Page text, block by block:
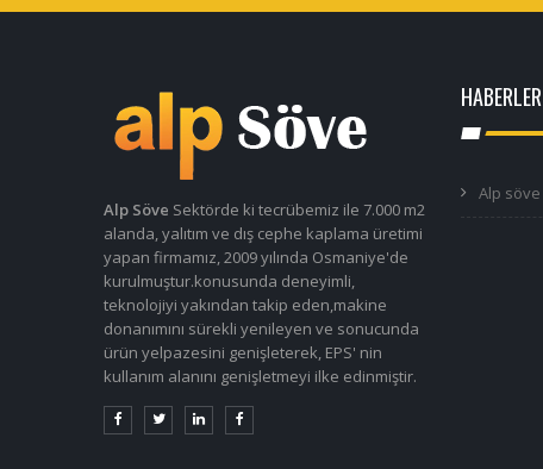
Alp Söve Sektörde ki tecrübemiz ile 7.000 m2
alanda, yalıtım ve dış cephe kaplama üretimi
yapan firmamız, 2009 yılında Osmaniye'de
kurulmuştur.konusunda deneyimli,
teknolojiyi yakından takip eden,makine
donanımını sürekli yenileyen ve sonucunda
ürün yelpazesini genişleterek, EPS' nin
kullanım alanını genişletmeyi ilke edinmiştir.
HABERLER
Alp söve